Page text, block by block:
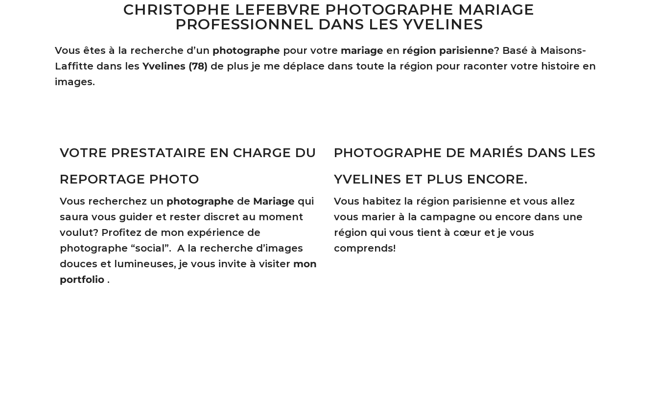
CHRISTOPHE LEFEBVRE PHOTOGRAPHE MARIAGE
PROFESSIONNEL DANS LES YVELINES
Vous êtes à la recherche d’un photographe pour votre mariage en région parisienne? Basé à Maisons-
Laffitte dans les Yvelines (78) de plus je me déplace dans toute la région pour raconter votre histoire en
images.
VOTRE PRESTATAIRE EN CHARGE DU
REPORTAGE PHOTO
Vous recherchez un photographe de Mariage qui
saura vous guider et rester discret au moment
voulut? Profitez de mon expérience de
photographe “social”. A la recherche d’images
douces et lumineuses, je vous invite à visiter mon
portfolio .
PHOTOGRAPHE DE MARIÉS DANS LES
YVELINES ET PLUS ENCORE.
Vous habitez la région parisienne et vous allez
vous marier à la campagne ou encore dans une
région qui vous tient à cœur et je vous
comprends!